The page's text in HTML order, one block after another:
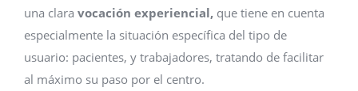
una clara vocación experiencial, que tiene en cuenta
especialmente la situación específica del tipo de
usuario: pacientes, y trabajadores, tratando de facilitar
al máximo su paso por el centro.